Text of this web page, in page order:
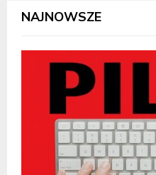
NAJNOWSZE